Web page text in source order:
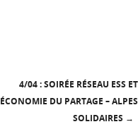
4/04 : SOIRÉE RÉSEAU ESS ET
ÉCONOMIE DU PARTAGE – ALPES
SOLIDAIRES →